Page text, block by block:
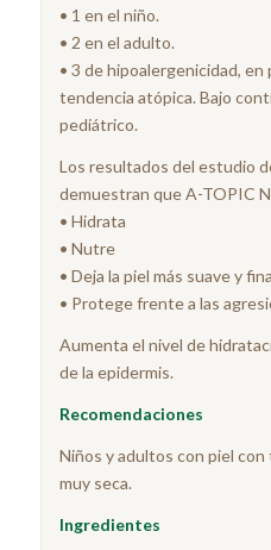
• 1 en el niño.
• 2 en el adulto.
• 3 de hipoalergenicidad, en
tendencia atópica. Bajo
pediátrico.
Los resultados del estudio
demuestran que A-TOPIC
• Hidrata
• Nutre
• Deja la piel más suave y
• Protege frente a las
Aumenta el nivel de
de la epidermis.
Recomendaciones
Niños y adultos con piel
muy seca.
Ingredientes